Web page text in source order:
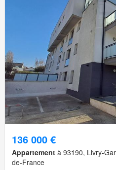
136 000 €
Appartement à 93190, Livry-
de-France